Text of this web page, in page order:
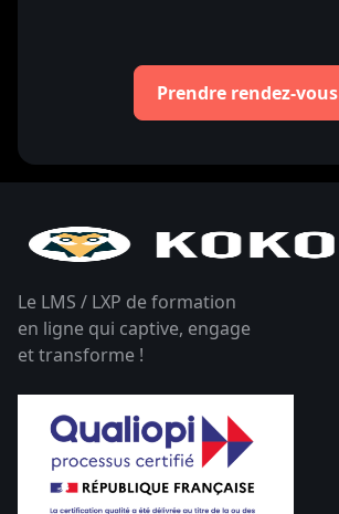
Prendre rendez-vous
Le LMS / LXP de formation
en ligne qui captive, engage
et transforme !